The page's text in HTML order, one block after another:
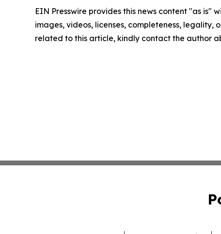
EIN Presswire provides this news content "as
images, videos, licenses, completeness,
related to this article, kindly contact the author